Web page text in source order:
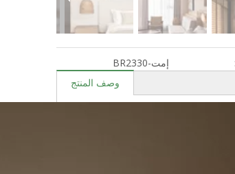
إمت-BR2330
وصف المنتج